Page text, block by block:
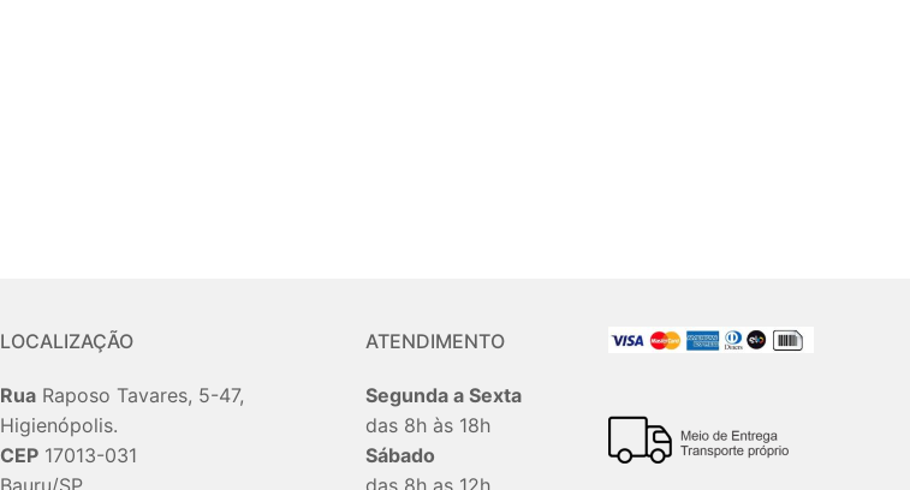
LOCALIZAÇÃO
RuaRaposo Tavares, 5-47,
Higienópolis.
CEP17013-031
Bauru/SP.
ATENDIMENTO
Segunda a Sexta
das 8h às 18h
Sábado
das 8h as 12h